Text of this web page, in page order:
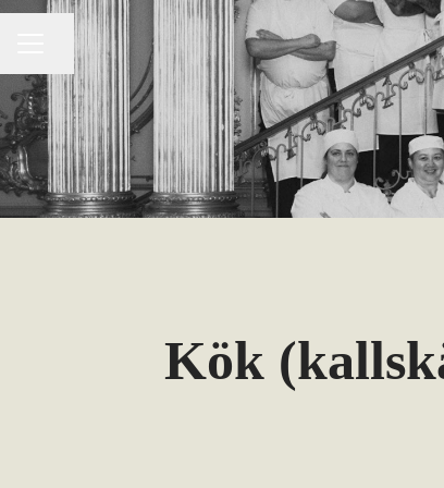
KARRIÄRMENY
Dela sidan
Kök